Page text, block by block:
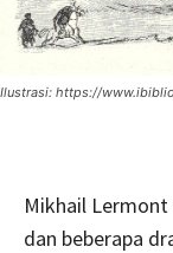
Ilustrasi: https://
Mikhail
dan beberapa